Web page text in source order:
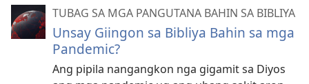
TUBAG SA MGA PANGUTANA BAHIN SA BIBLIYA
Unsay Giingon sa Bibliya Bahin sa mga
Pandemic?
Ang pipila nangangkon nga gigamit sa Diyos